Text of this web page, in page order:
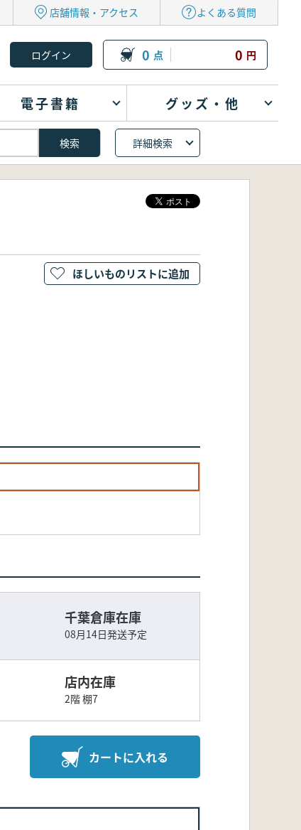
店舗情報・アクセス よくある質問
0 点 0 円
電子書籍 グッズ・他
詳細検索
千葉倉庫在庫
08月14日発送予定
店内在庫
2階 棚7
カートに入れる
ほしいものリストに追加